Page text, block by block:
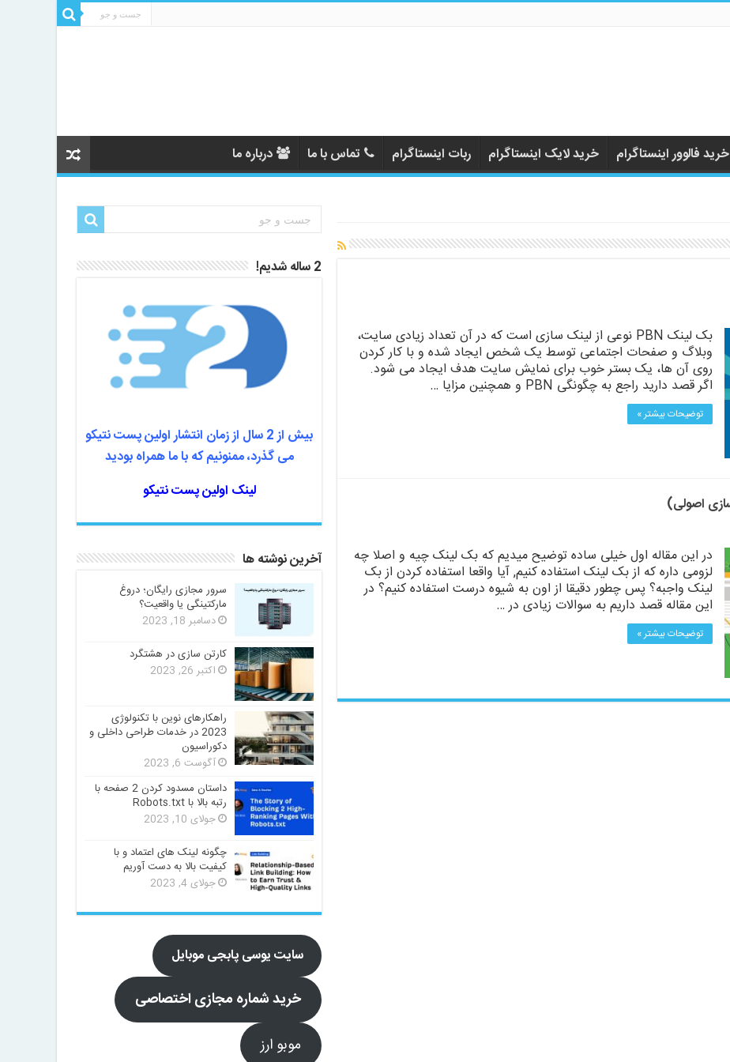
خرید فالوور اینستاگرام خرید لایک اینستاگرام ربات اینستاگرام تماس با ما درباره ما
بک لینک PBN نوعی از لینک سازی است که در آن تعداد زیادی سایت،
وبلاگ و صفحات اجتماعی توسط یک شخص ایجاد شده و با کار کردن
روی آن ها، یک بستر خوب برای نمایش سایت هدف ایجاد می شود.
اگر قصد دارید راجع به چگونگی PBN و همچنین مزایا …
توضیحات بیشتر »
در این مقاله اول خیلی ساده توضیح میدیم که بک لینک چیه و اصلا چه
لزومی داره که از بک لینک استفاده کنیم, آیا واقعا استفاده کردن از بک
لینک واجبه؟ پس چطور دقیقا از اون به شیوه درست استفاده کنیم؟ در
این مقاله قصد داریم به سوالات زیادی در …
توضیحات بیشتر »
2 ساله شدیم!
بیش از 2 سال از زمان انتشار اولین پست نتیکو
می گذرد، ممنونیم که با ما همراه بودید
لینک اولین پست نتیکو
آخرین نوشته ها
سرور مجازی رایگان؛ دروغ
مارکتینگی یا واقعیت؟
دسامبر 18, 2023
کارتن سازی در هشتگرد
اکتبر 26, 2023
راهکارهای نوین با تکنولوژی
2023 در خدمات طراحی داخلی و
دکوراسیون
آگوست 6, 2023
داستان مسدود کردن 2 صفحه با
رتبه بالا با Robots.txt
جولای 10, 2023
چگونه لینک های اعتماد و با
کیفیت بالا به دست آوریم
جولای 4, 2023
سایت یوسی پابجی موبایل
خرید شماره مجازی اختصاصی
موبو ارز